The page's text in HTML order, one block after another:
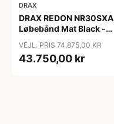
DRAX
DRAX REDON NR30SXA
Løbebånd Mat Black -
VEJL. PRIS 74.875,00 KR
43.750,00 kr